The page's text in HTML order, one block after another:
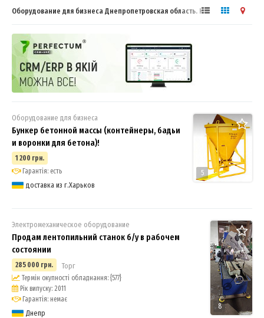
Оборудование для бизнеса Днепропетровская область. Каталог
5
Оборудование для бизнеса
Бункер бетонной массы (контейнеры, бадьи
и воронки для бетона)!
1 200 грн.
Гарантія: есть
доставка из г.Харьков
8
Электромеханическое оборудование
Продам лентопильний станок б/у в рабочем
состоянии
285 000 грн. Торг
Термін окупності обладнання: {577}
Рік випуску: 2011
Гарантія: немає
Днепр